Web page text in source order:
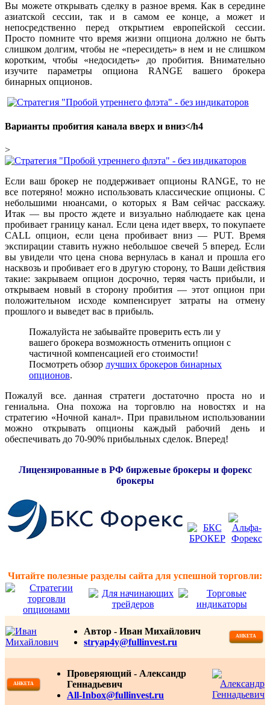
Вы можете открывать сделку в разное время. Как в середине
азиатской сессии, так и в самом ее конце, а может и
непосредственно перед открытием европейской сессии.
Просто помните что время жизни опциона должно не быть
слишком долгим, чтобы не «пересидеть» в нем и не слишком
коротким, чтобы «недосидеть» до пробития. Внимательно
изучите параметры опциона RANGE вашего брокера
бинарных опционов.
Варианты пробития канала вверх и вниз</h4
>
Если ваш брокер не поддерживает опционы RANGE, то не
все потеряно! можно использовать классические опционы. С
небольшими нюансами, о которых я Вам сейчас расскажу.
Итак — вы просто ждете и визуально наблюдаете как цена
пробивает границу канал. Если цена идет вверх, то покупаете
CALL опцион, если цена пробивает вниз — PUT. Время
экспирации ставить нужно небольшое свечей 5 вперед. Если
вы увидели что цена снова вернулась в канал и прошла его
насквозь и пробивает его в другую сторону, то Ваши действия
такие: закрываем опцион досрочно, теряя часть прибыли, и
открываем новый в сторону пробития — этот опцион при
положительном исходе компенсирует затраты на отмену
прошлого и выведет вас в прибыль.
Пожалуйста не забывайте проверить есть ли у
вашего брокера возможность отменить опцион с
частичной компенсацией его стоимости!
Посмотреть обзор лучших брокеров бинарных
опционов.
Пожалуй все. данная стратеги достаточно проста но и
гениальна. Она похожа на торговлю на новостях и на
стратегию «Ночной канал». При правильном использовании
можно открывать опционы каждый рабочий день и
обеспечивать до 70-90% прибыльных сделок. Вперед!
Лицензированные в РФ биржевые брокеры и форекс
брокеры
Читайте полезные разделы сайта для успешной торговли:
Автор - Иван Михайлович
stryap4y@fullinvest.ru
АНКЕТА
АНКЕТА
Проверяющий - Александр
Геннадьевич
All-Inbox@fullinvest.ru